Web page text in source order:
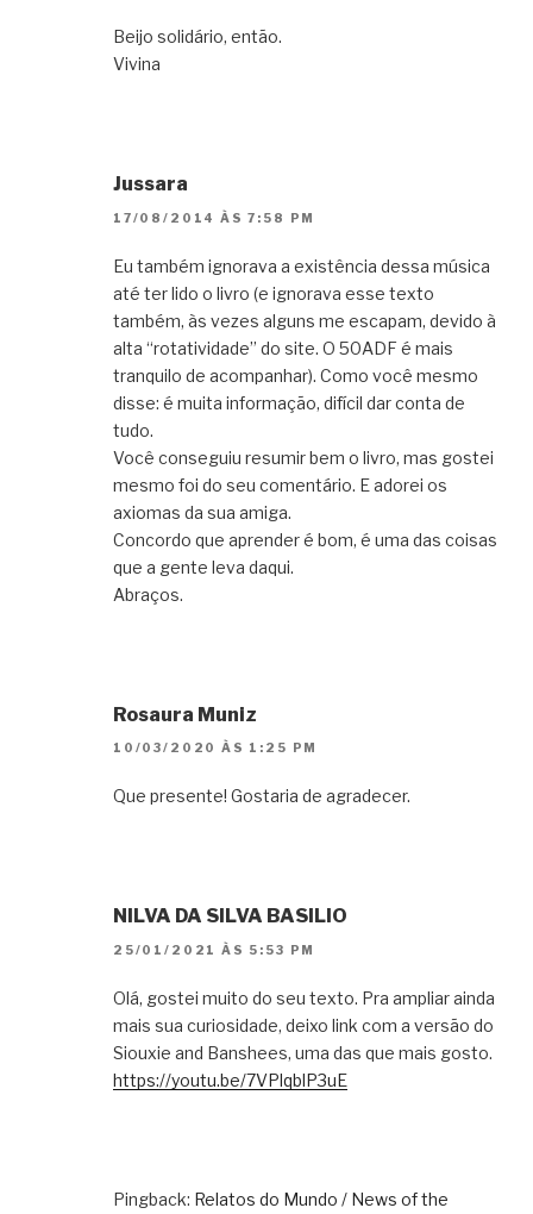
Beijo solidário, então.
Vivina
Jussara
17/08/2014 ÀS 7:58 PM
Eu também ignorava a existência dessa música
até ter lido o livro (e ignorava esse texto
também, às vezes alguns me escapam, devido à
alta “rotatividade” do site. O 50ADF é mais
tranquilo de acompanhar). Como você mesmo
disse: é muita informação, difícil dar conta de
tudo.
Você conseguiu resumir bem o livro, mas gostei
mesmo foi do seu comentário. E adorei os
axiomas da sua amiga.
Concordo que aprender é bom, é uma das coisas
que a gente leva daqui.
Abraços.
Rosaura Muniz
10/03/2020 ÀS 1:25 PM
Que presente! Gostaria de agradecer.
NILVA DA SILVA BASILIO
25/01/2021 ÀS 5:53 PM
Olá, gostei muito do seu texto. Pra ampliar ainda
mais sua curiosidade, deixo link com a versão do
Siouxie and Banshees, uma das que mais gosto.
https://youtu.be/7VPlqblP3uE
Pingback: Relatos do Mundo / News of the